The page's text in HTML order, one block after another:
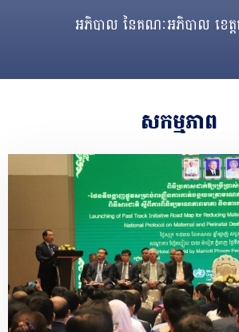
អភិបាល នៃគណៈអភិបាល ខេត្
សកម្មភាព